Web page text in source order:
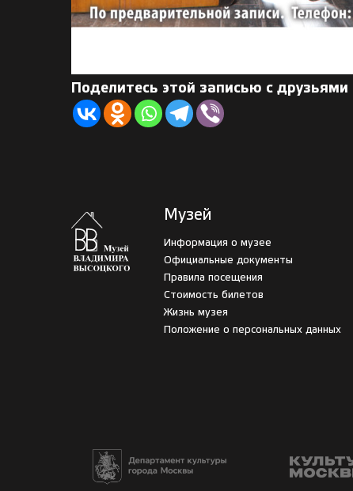
Поделитесь этой записью с друзьями
Музей
Информация о музее
Официальные документы
Правила посещения
Стоимость билетов
Жизнь музея
Положение о персональных данных